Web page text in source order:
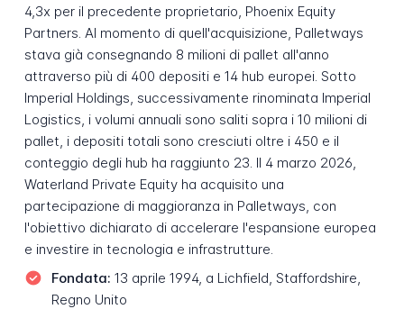
4,3x per il precedente proprietario, Phoenix Equity
Partners. Al momento di quell'acquisizione, Palletways
stava già consegnando 8 milioni di pallet all'anno
attraverso più di 400 depositi e 14 hub europei. Sotto
Imperial Holdings, successivamente rinominata Imperial
Logistics, i volumi annuali sono saliti sopra i 10 milioni di
pallet, i depositi totali sono cresciuti oltre i 450 e il
conteggio degli hub ha raggiunto 23. Il 4 marzo 2026,
Waterland Private Equity ha acquisito una
partecipazione di maggioranza in Palletways, con
l'obiettivo dichiarato di accelerare l'espansione europea
e investire in tecnologia e infrastrutture.
Fondata: 13 aprile 1994, a Lichfield, Staffordshire,
Regno Unito